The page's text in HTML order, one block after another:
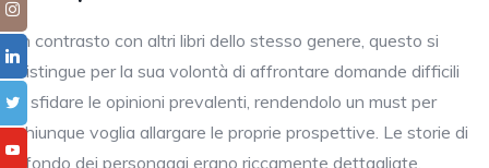
In contrasto con altri libri dello stesso genere, questo si
distingue per la sua volontà di affrontare domande difficili
e sfidare le opinioni prevalenti, rendendolo un must per
chiunque voglia allargare le proprie prospettive. Le storie di
sfondo dei personaggi erano riccamente dettagliate,